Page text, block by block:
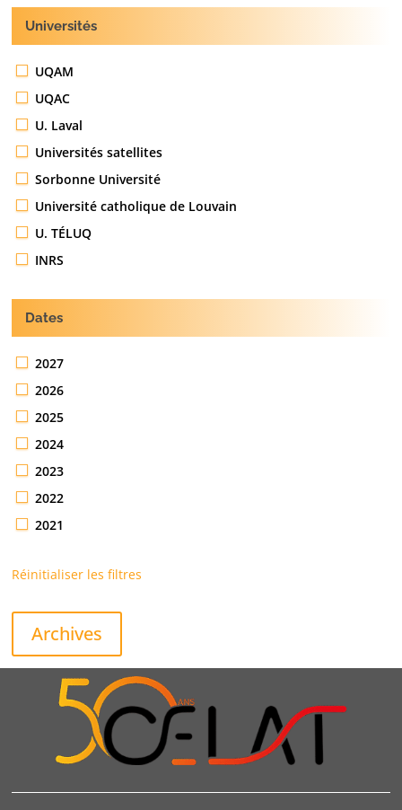
Universités
UQAM
UQAC
U. Laval
Universités satellites
Sorbonne Université
Université catholique de Louvain
U. TÉLUQ
INRS
Dates
2027
2026
2025
2024
2023
2022
2021
Réinitialiser les filtres
Archives